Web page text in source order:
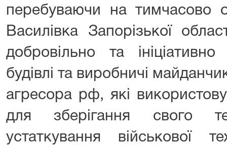
перебуваючи на тимчасово
Василівка Запорізької
добровільно та
будівлі та виробничі
агресора рф, які
для зберігання свого
устаткування військової